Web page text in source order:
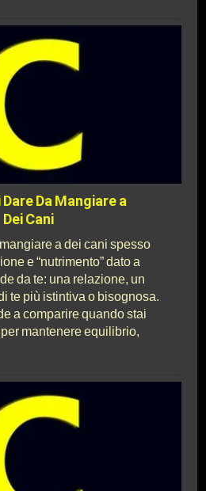
Da Mangiare a
Dei Cani
a dei cani spesso
e “nutrimento” dato a
da te: una relazione, un
te più istintiva o bisognosa.
a comparire quando stai
mantenere equilibrio,